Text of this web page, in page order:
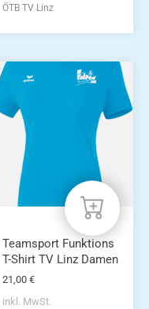
ÖTB TV Linz
Dieses
Produkt
mehrere
Varianten
Optionen
können
auf
Produktseite
gewählt
werden
Teamsport Funktions
T-Shirt TV Linz Damen
21,00 €
inkl. MwSt.